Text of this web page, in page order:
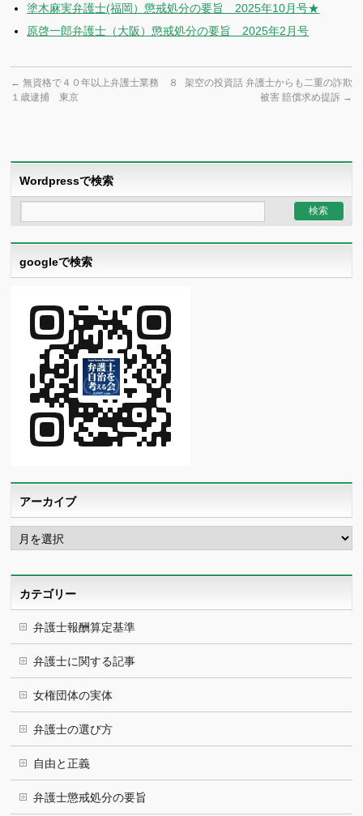
塗木麻実弁護士(福岡）懲戒処分の要旨 2025年10月号★
原啓一郎弁護士（大阪）懲戒処分の要旨 2025年2月号
← 無資格で４０年以上弁護士業務 ８
１歳逮捕 東京
架空の投資話 弁護士からも二重の詐欺
被害 賠償求め提訴 →
Wordpressで検索
googleで検索
アーカイブ
ア
ー
カ
カテゴリー
弁護士報酬算定基準
弁護士に関する記事
女権団体の実体
弁護士の選び方
自由と正義
弁護士懲戒処分の要旨